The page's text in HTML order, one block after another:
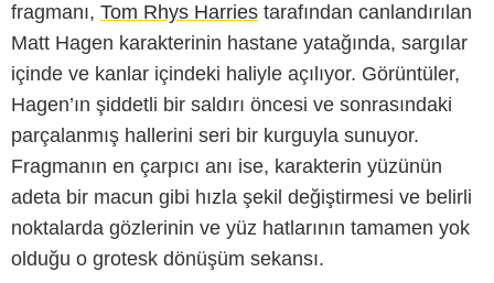
fragmanı, Tom Rhys Harries tarafından canlandırılan
Matt Hagen karakterinin hastane yatağında, sargılar
içinde ve kanlar içindeki haliyle açılıyor. Görüntüler,
Hagen’ın şiddetli bir saldırı öncesi ve sonrasındaki
parçalanmış hallerini seri bir kurguyla sunuyor.
Fragmanın en çarpıcı anı ise, karakterin yüzünün
adeta bir macun gibi hızla şekil değiştirmesi ve belirli
noktalarda gözlerinin ve yüz hatlarının tamamen yok
olduğu o grotesk dönüşüm sekansı.